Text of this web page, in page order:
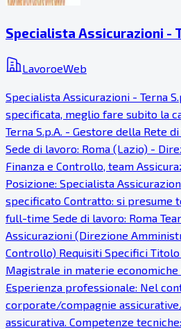
Specialista Assicurazioni -
LavoroeWeb
Specialista Assicurazioni - Terna
specificata, meglio fare subito la
Terna S.p.A. - Gestore della Rete
Sede di lavoro: Roma (Lazio) -
Finanza e Controllo, team
Posizione: Specialista
specificato Contratto: si presume
full-time Sede di lavoro: Roma
Assicurazioni (Direzione
Controllo) Requisiti Specifici Titolo
Magistrale in materie economiche
Esperienza professionale: Nel
corporate/compagnie
assicurativa. Competenze